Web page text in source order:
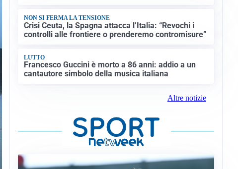
NON SI FERMA LA TENSIONE
Crisi Ceuta, la Spagna attacca l’Italia: “Revochi i
controlli alle frontiere o prenderemo contromisure”
LUTTO
Francesco Guccini è morto a 86 anni: addio a un
cantautore simbolo della musica italiana
Altre notizie